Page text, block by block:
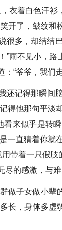
衣着白色汗
开了，皱纹和
很多，却结结
不见小，路
“爷爷，我们
还记得那瞬
得他那句平
来似乎是转
一直猜着你就
带着一只假
的感激，与难
做子女做小辈
长，身体多虚